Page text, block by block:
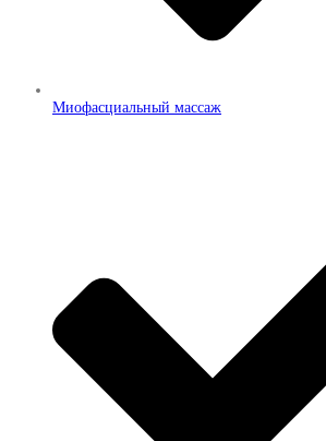
Миофасциальный массаж